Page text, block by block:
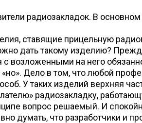
радиозакладок. В
ставящие прицельную
дать такому изделию?
с возложенными на него
«но». Дело в том, что любой
У таких изделий верхняя
радиозакладку,
вопрос решаемый. И
думать, что разработчики и